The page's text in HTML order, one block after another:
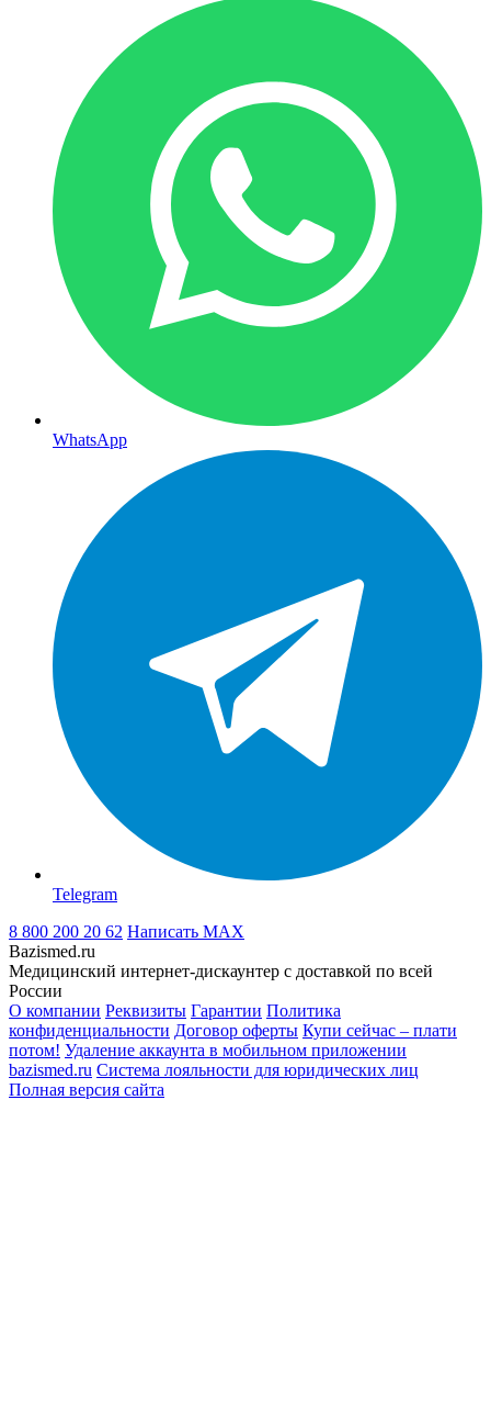
WhatsApp
Telegram
8 800 200 20 62 Написать MAX
Bazismed.ru
Медицинский интернет-дискаунтер с доставкой по всей
России
О компании Реквизиты Гарантии Политика
конфиденциальности Договор оферты Купи сейчас – плати
потом! Удаление аккаунта в мобильном приложении
bazismed.ru Система лояльности для юридических лиц
Полная версия сайта